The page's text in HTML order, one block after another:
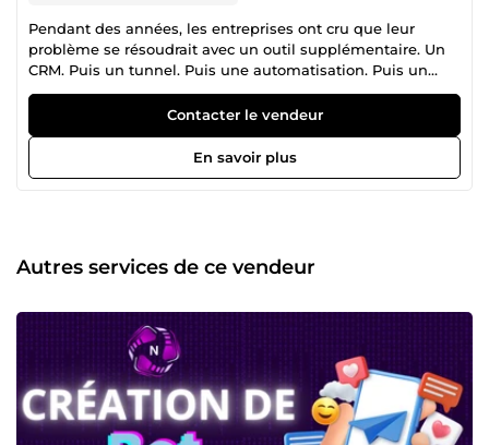
Pendant des années, les entreprises ont cru que leur
problème se résoudrait avec un outil supplémentaire. Un
CRM. Puis un tunnel. Puis une automatisation. Puis un
chatbot. Puis un dashboard. Puis une IA. Chaque outil
promettait l'efficacité. Chaque outil ajoutait de la
complexité. Les données se dispersaient. Le suivi client
devenait incohérent. Les équipes perdaient du temps à
gérer des outils plutôt qu'à développer l'entreprise. Le vrai
conception de systèmes business automatisés pilotés par
l'intelligence artificielle. Notre mission : connecter vos
soutient durablement votre croissance. Nous ne
construisons pas des automatisations isolées. Nous
construisons des systèmes capables de faire évoluer votre
entreprise sans recruter. 🏗️ CE QUE NOUS CONSTRUISONS
Pilier 1 — Acquisition &amp; Conversion Tunnels de vente,
Contacter le vendeur
En savoir plus
Autres services de ce vendeur